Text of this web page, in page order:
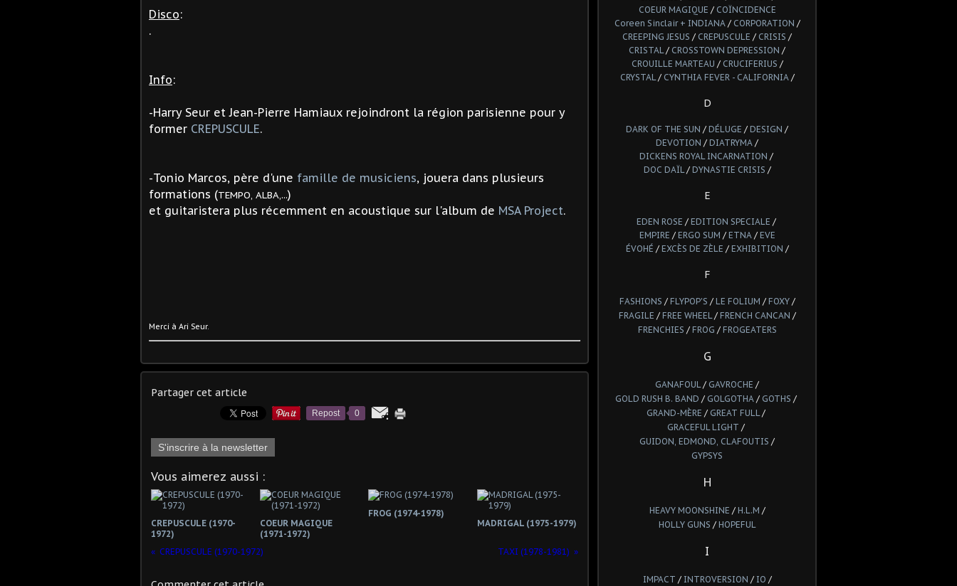
Disco:
.
Info:
-Harry Seur et Jean-Pierre Hamiaux rejoindront la région parisienne pour y
former CREPUSCULE.
-Tonio Marcos, père d'une famille de musiciens, jouera dans plusieurs
formations (TEMPO, ALBA,...)
et guitaristera plus récemment en acoustique sur l'album de MSA Project.
Merci à Ari Seur.
Partager cet article
Repost 0
S'inscrire à la newsletter
Vous aimerez aussi :
CREPUSCULE (1970-
1972)
COEUR MAGIQUE
(1971-1972)
FROG (1974-1978)
MADRIGAL (1975-1979)
CREPUSCULE (1970-1972) TAXI (1978-1981)
COEUR MAGIQUE / COÏNCIDENCE
Coreen Sinclair + INDIANA/ CORPORATION /
CREEPING JESUS / CREPUSCULE / CRISIS /
CRISTAL/ CROSSTOWN DEPRESSION /
CROUILLE MARTEAU / CRUCIFERIUS /
CRYSTAL/ CYNTHIA FEVER - CALIFORNIA/
D
DARK OF THE SUN / DÉLUGE / DESIGN /
DEVOTION / DIATRYMA /
DICKENS ROYAL INCARNATION /
DOC DAÏL/ DYNASTIE CRISIS /
E
EDEN ROSE / EDITION SPECIALE /
EMPIRE / ERGO SUM / ETNA/ EVE
ÉVOHÉ / EXCÈS DE ZÈLE / EXHIBITION /
F
FASHIONS / FLYPOP'S / LE FOLIUM / FOXY/
FRAGILE / FREE WHEEL/ FRENCH CANCAN /
FRENCHIES / FROG / FROGEATERS
G
GANAFOUL/ GAVROCHE /
GOLD RUSH B. BAND / GOLGOTHA / GOTHS /
GRAND-MÈRE / GREAT FULL/
GRACEFUL LIGHT /
GUIDON, EDMOND, CLAFOUTIS /
GYPSYS
H
HEAVY MOONSHINE / H.L.M /
HOLLY GUNS / HOPEFUL
I
IMPACT / INTROVERSION / IO /